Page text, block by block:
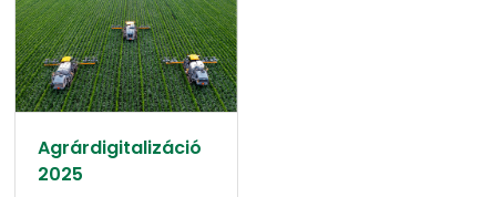
Agrárdigitalizáció
2025